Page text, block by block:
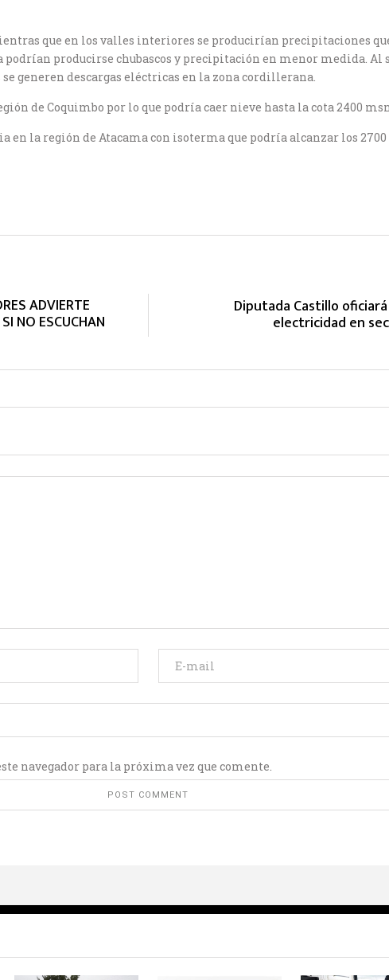
que en los valles interiores se producirían precipitaciones
producirse chubascos y precipitación en menor medida. Al
generen descargas eléctricas en la zona cordillerana.
de Coquimbo por lo que podría caer nieve hasta la cota 2400
en la región de Atacama con isoterma que podría alcanzar los
ADVIERTE
NO ESCUCHAN
Diputada Castillo
electricidad en
navegador para la próxima vez que comente.